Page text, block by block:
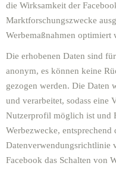
die Wirksamkeit der
Marktforschungszwecke
Werbemaßnahmen optimiert
Die erhobenen Daten sind
anonym, es können keine
gezogen werden. Die Daten
und verarbeitet, sodass eine
Nutzerprofil möglich ist und
Werbezwecke, entsprechend
Datenverwendungsrichtlinie
Facebook das Schalten von